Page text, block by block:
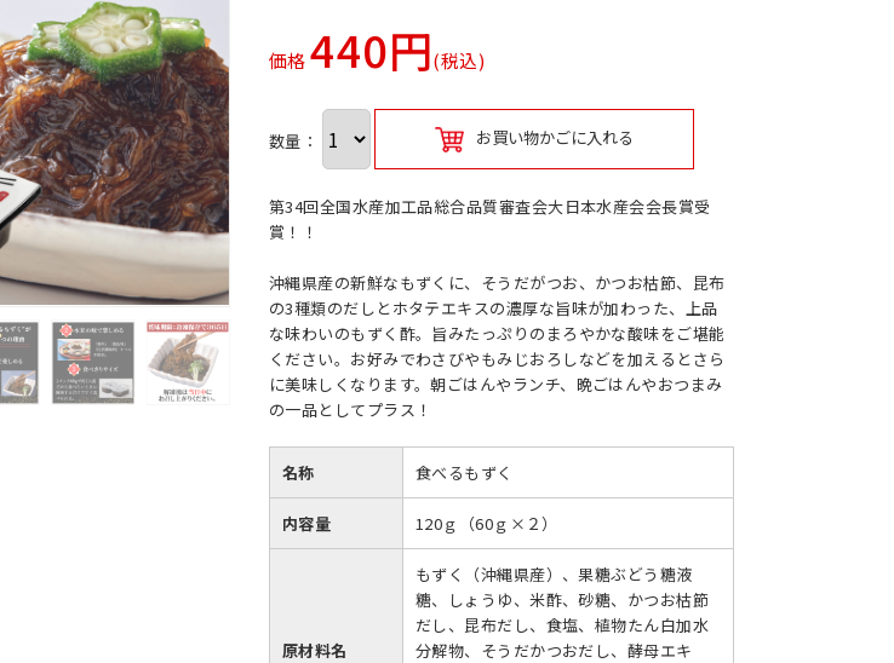
価格440円(税込)
数量： お買い物かごに入れる
第34回全国水産加工品総合品質審査会大日本水産会会長賞受
賞！！
沖縄県産の新鮮なもずくに、そうだがつお、かつお枯節、昆布
の3種類のだしとホタテエキスの濃厚な旨味が加わった、上品
な味わいのもずく酢。旨みたっぷりのまろやかな酸味をご堪能
ください。お好みでわさびやもみじおろしなどを加えるとさら
に美味しくなります。朝ごはんやランチ、晩ごはんやおつまみ
の一品としてプラス！
名称 食べるもずく
内容量 120ｇ（60ｇ×２）
原材料名
もずく（沖縄県産）、果糖ぶどう糖液
糖、しょうゆ、米酢、砂糖、かつお枯節
だし、昆布だし、食塩、植物たん白加水
分解物、そうだかつおだし、酵母エキ